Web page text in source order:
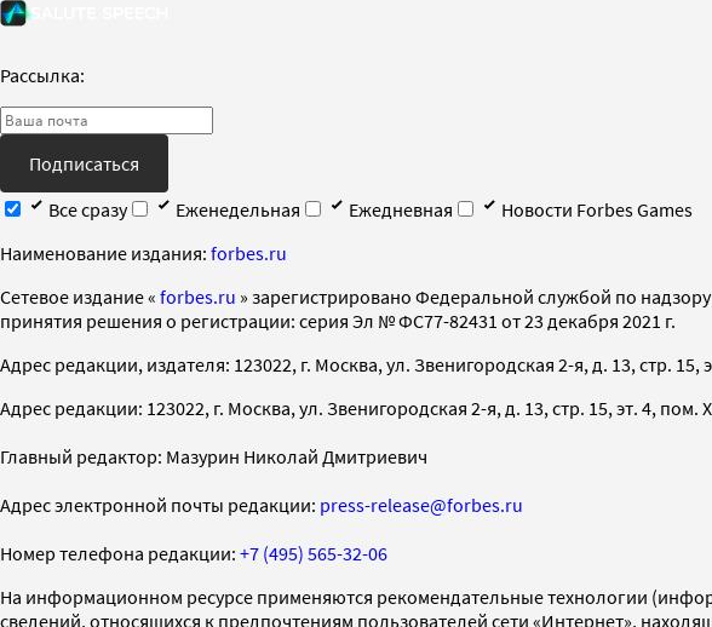
Рассылка:
Подписаться
Все сразу
Еженедельная Ежедневная
Новости Forbes Games
Наименование издания: forbes.ru
Cетевое издание « forbes.ru » зарегистрировано Федеральной службой по
принятия решения о регистрации: серия Эл № ФС77-82431 от 23 декабря 2021 г.
Адрес редакции, издателя: 123022, г. Москва, ул. Звенигородская 2-я, д. 13, стр. 15,
Адрес редакции: 123022, г. Москва, ул. Звенигородская 2-я, д. 13, стр. 15, эт. 4, пом.
Главный редактор: Мазурин Николай Дмитриевич
Адрес электронной почты редакции: press-release@forbes.ru
Номер телефона редакции: +7 (495) 565-32-06
На информационном ресурсе применяются рекомендательные технологии
сведений, относящихся к предпочтениям пользователей сети «Интернет»,